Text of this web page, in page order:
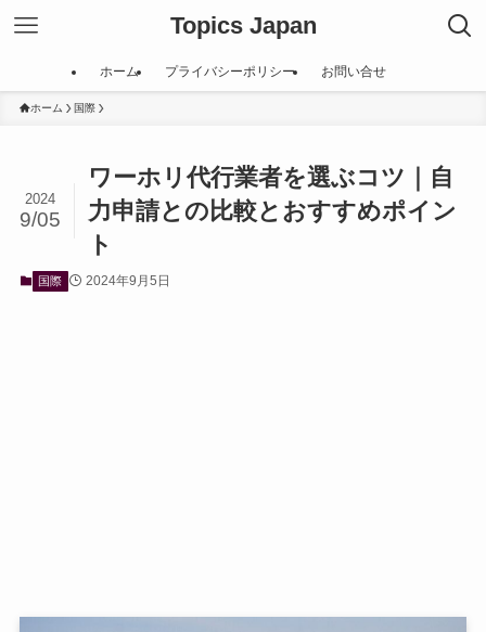
Topics Japan
ホーム プライバシーポリシー お問い合せ
ホーム 国際
ワーホリ代行業者を選ぶコツ｜自
力申請との比較とおすすめポイン
ト
2024
9/05
国際 2024年9月5日